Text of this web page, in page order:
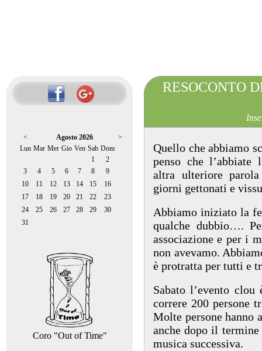
< Agosto 2026
>
Lun Mar Mer Gio Ven Sab Dom
1
2
3
4 5 6 7 8
9
10
11 12 13 14 15
16
17
18 19 20 21 22
23
24
25 26 27 28 29
30
31
Coro "Out of Time"
RESOCONTO
Quello che abbiamo
penso che
altra ulteriore
giorni gettonati e
Abbiamo iniziato la
qualche dubbio….
associazione e per i
non avevamo.
è protratta per tutti e
Sabato l’evento
correre 200 persone
Molte persone hanno
anche dopo il
musica successiva.